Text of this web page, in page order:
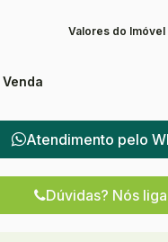
Valores do Imóvel
Atendimento pelo
Dúvidas? Nós